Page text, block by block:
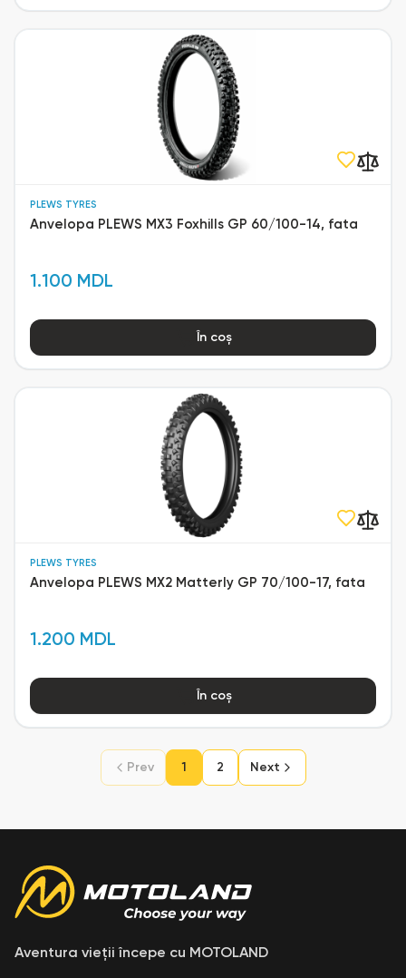
PLEWS TYRES
Anvelopa PLEWS MX3 Foxhills GP 60/100-14, fata
1.100 MDL
În coș
PLEWS TYRES
Anvelopa PLEWS MX2 Matterly GP 70/100-17, fata
1.200 MDL
În coș
Prev 1 2 Next
Aventura vieții începe cu MOTOLAND